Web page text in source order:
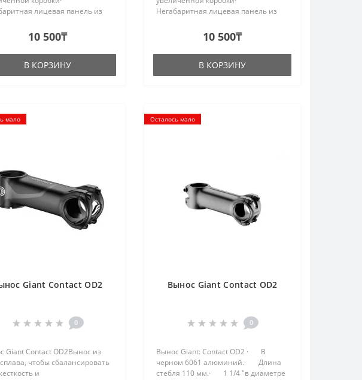
лицевая панель из
90 мм· Подъем ± 8 ° -
меньше проставок ..
10 500₸
В КОРЗИНУ
Негабаритная лицевая панель из
длиной 100 мм· Подъем ± 8 ° -
требует меньше проставок ..
10 500₸
В КОРЗИНУ
мало
Giant Contact OD2
0
Giant Contact OD2Вынос из
чтобы сбалансировать
и
Осталось мало
Вынос Giant Contact OD2
0
Вынос Giant: Contact OD2 · В
черном 6061 алюминий.· Длина
стебля 110 мм.· 1 1/4 "в диаметре